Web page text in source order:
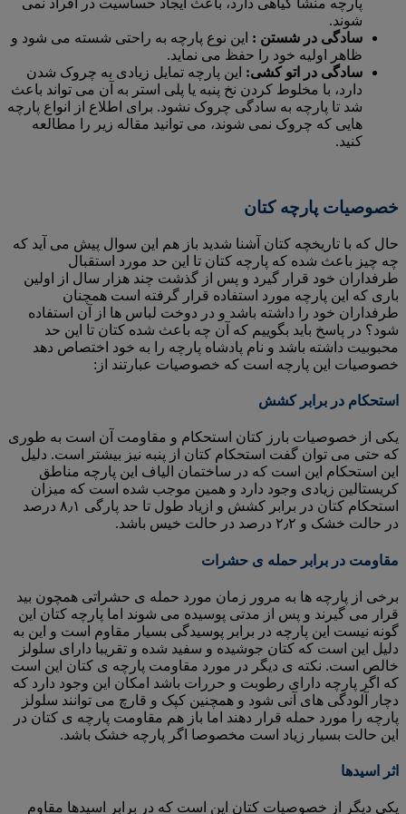
پارچه منشا گیاهی دارد، باعث ایجاد حساسیت در افراد نمی
شوند.
سادگی در شستن : این نوع پارچه به راحتی شسته می‌ شود و
ظاهر اولیه خود را حفظ می‌ نماید.
سادگی در اتو کشی: این پارچه تمایل زیادی به چروک شدن
دارد، با مخلوط کردن نخ پنبه یا پلی استر به آن می تواند باعث
شد تا پارچه به سادگی چروک نشود. برای اطلاع از انواع پارچه
هایی که چروک نمی شوند، می توانید مقاله زیر را مطالعه
کنید.
خصوصیات پارچه کتان
حال که با تاریخچه کتان آشنا شدید باز هم این سوال پیش می آید که
چه چیز باعث شده که پارچه کتان تا این حد مورد استقبال
طرفداران خود قرار گیرد و پس از گذشت چند هزار سال از اولین
باری که این پارچه مورد استفاده قرار گرفته است همچنان
طرفداران خود را داشته باشد و در دوخت لباس ها از آن استفاده
شود؟ در پاسخ باید بگوییم که آن چه باعث شده کتان تا این حد
محبوبیت داشته باشد و نام پادشاه پارچه را به خود اختصاص دهد
خصوصیات این پارچه است که خصوصیات عبارتند از:
استحکام در برابر کشش
یکی از خصوصیات بارز کتان استحکام و مقاومت آن است به طوری
که حتی می توان گفت استحکام کتان از پنبه نیز بیشتر است. دلیل
این استحکام این است که در ساختمان الیاف این پارچه مناطق
کریستالین زیادی وجود دارد و همین موجب شده است که میزان
استحکام کتان در برابر کشش و ازیاد طول تا حد پارگی ۸٫۱ درصد
در حالت خشک و ۲٫۲ درصد در حالت خیس باشد.
مقاومت در برابر حمله ی حشرات
برخی از پارچه ها به مرور زمان مورد حمله ی حشراتی همچون بید
قرار می گیرند و پس از مدتی پوسیده می شوند اما پارچه کتان این
گونه نیست این پارچه در برابر پوسیدگی بسیار مقاوم است و این به
دلیل این است که کتان جوشیده و سفید شده و تقریبا دارای سلولز
خالص است. نکته ی دیگر در مورد مقاومت پارچه ی کتان این است
که اگر پارچه دارای رطوبت و حررات باشد امکان این وجود دارد که
دچار آلودگی های آنی شود و همچنین کپک و قارچ می توانند سلولز
پارچه را مورد حمله قرار دهند اما باز هم مقاومت پارچه ی کتان در
این حالت بسیار زیاد است مخصوصا اگر پارچه خشک باشد.
اثر اسیدها
یکی دیگر از خصوصیات کتان این است که در برابر اسیدها مقاوم